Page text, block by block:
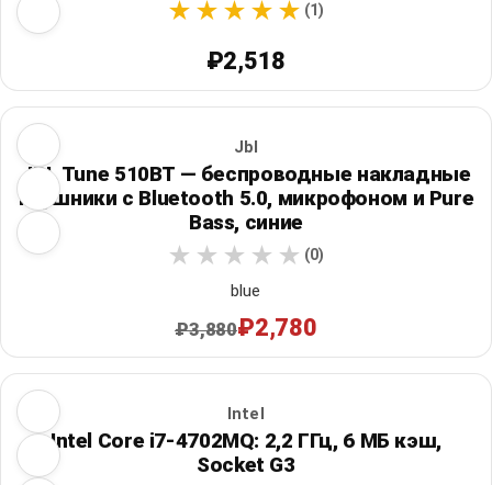
(1)
₽2,518
Jbl
JBL Tune 510BT — беспроводные накладные
наушники с Bluetooth 5.0, микрофоном и Pure
Bass, синие
(0)
blue
₽3,880₽2,780
Intel
Intel Core i7-4702MQ: 2,2 ГГц, 6 МБ кэш,
Socket G3